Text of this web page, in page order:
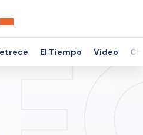
El Tiempo Video